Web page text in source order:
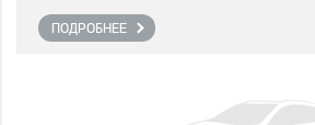
ПОДРОБНЕЕ